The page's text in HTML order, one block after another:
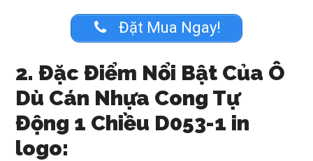
Đặt Mua Ngay!
2. Đặc Điểm Nổi Bật Của Ô
Dù Cán Nhựa Cong Tự
Động 1 Chiều D053-1 in
logo: